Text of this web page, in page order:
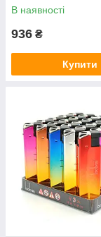
В наявності
936 ₴
Купити